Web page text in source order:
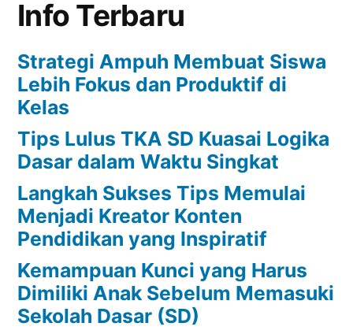
Info Terbaru
Strategi Ampuh Membuat Siswa
Lebih Fokus dan Produktif di
Kelas
Tips Lulus TKA SD Kuasai Logika
Dasar dalam Waktu Singkat
Langkah Sukses Tips Memulai
Menjadi Kreator Konten
Pendidikan yang Inspiratif
Kemampuan Kunci yang Harus
Dimiliki Anak Sebelum Memasuki
Sekolah Dasar (SD)